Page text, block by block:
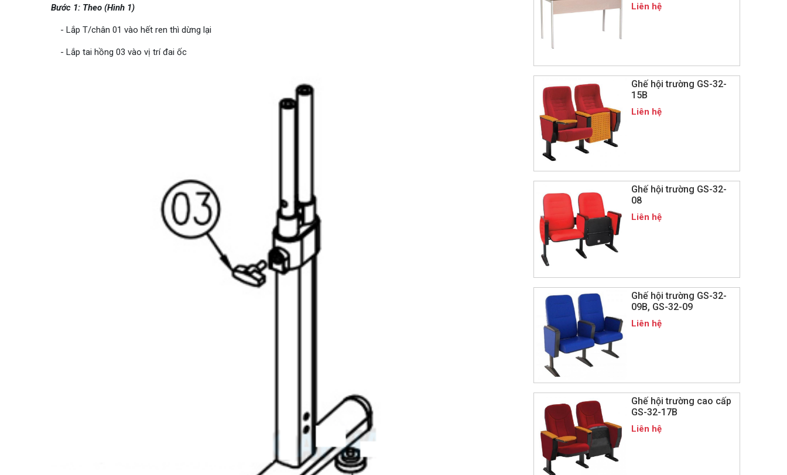
Bước 1: Theo (Hình 1)
- Lắp T/chân 01 vào hết ren thì dừng lại
- Lắp tai hồng 03 vào vị trí đai ốc
Liên hệ
Ghế hội trường GS-32-
15B
Liên hệ
Ghế hội trường GS-32-
08
Liên hệ
Ghế hội trường GS-32-
09B, GS-32-09
Liên hệ
Ghế hội trường cao cấp
GS-32-17B
Liên hệ